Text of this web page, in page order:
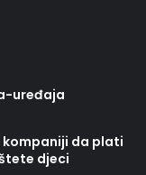
uređaja
kompaniji da plati
djeci